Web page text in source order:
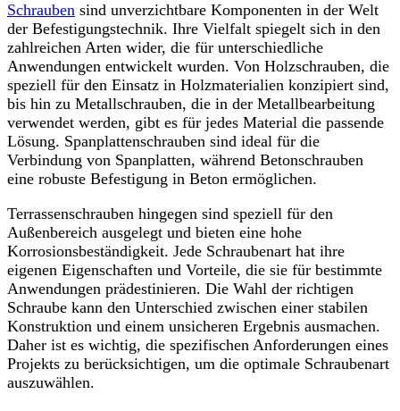
Schrauben sind unverzichtbare Komponenten in der Welt
der Befestigungstechnik. Ihre Vielfalt spiegelt sich in den
zahlreichen Arten wider, die für unterschiedliche
Anwendungen entwickelt wurden. Von Holzschrauben, die
speziell für den Einsatz in Holzmaterialien konzipiert sind,
bis hin zu Metallschrauben, die in der Metallbearbeitung
verwendet werden, gibt es für jedes Material die passende
Lösung. Spanplattenschrauben sind ideal für die
Verbindung von Spanplatten, während Betonschrauben
eine robuste Befestigung in Beton ermöglichen.
Terrassenschrauben hingegen sind speziell für den
Außenbereich ausgelegt und bieten eine hohe
Korrosionsbeständigkeit. Jede Schraubenart hat ihre
eigenen Eigenschaften und Vorteile, die sie für bestimmte
Anwendungen prädestinieren. Die Wahl der richtigen
Schraube kann den Unterschied zwischen einer stabilen
Konstruktion und einem unsicheren Ergebnis ausmachen.
Daher ist es wichtig, die spezifischen Anforderungen eines
Projekts zu berücksichtigen, um die optimale Schraubenart
auszuwählen.